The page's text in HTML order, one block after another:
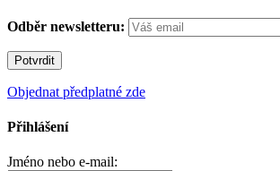
Odběr newsletteru:
Objednat předplatné zde
Přihlášení
Jméno nebo e-mail: